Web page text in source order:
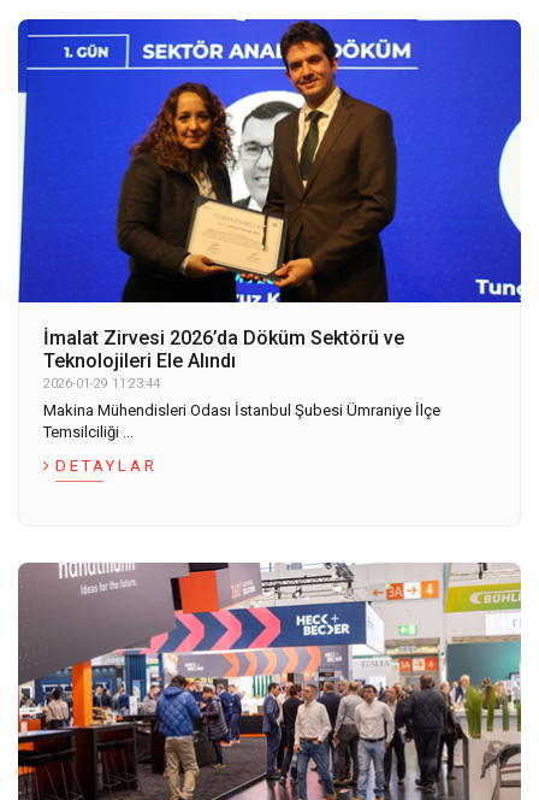
İmalat Zirvesi 2026’da Döküm Sektörü ve
Teknolojileri Ele Alındı
2026-01-29 11:23:44
Makina Mühendisleri Odası İstanbul Şubesi Ümraniye İlçe
Temsilciliği ...
DETAYLAR